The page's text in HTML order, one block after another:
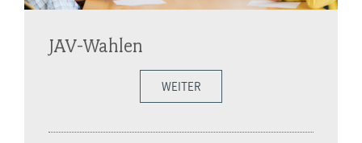
JAV-Wahlen
WEITER